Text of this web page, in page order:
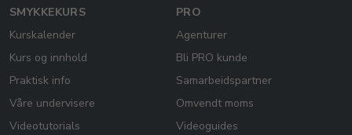
SMYKKEKURS
Kurskalender
Kurs og innhold
Praktisk info
Våre undervisere
Videotutorials
PRO
Agenturer
Bli PRO kunde
Samarbeidspartner
Omvendt moms
Videoguides